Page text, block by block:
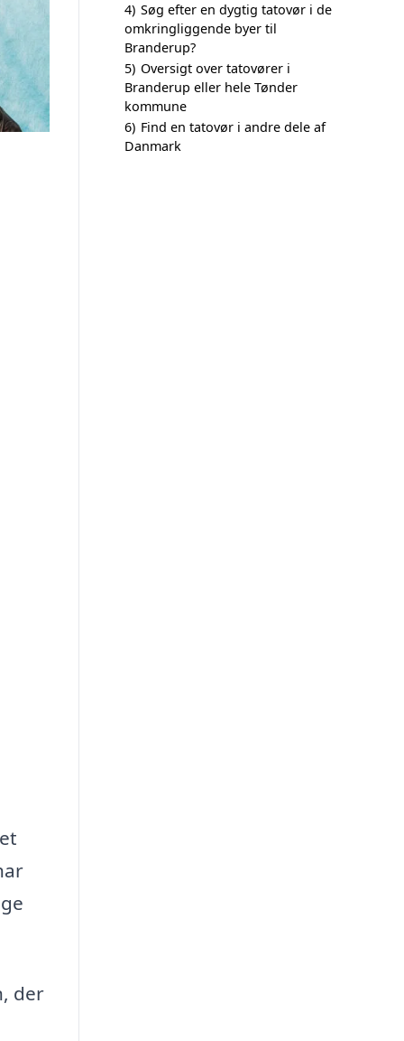
der
4) Søg efter en dygtig tatovør i de
omkringliggende byer til
Branderup?
5) Oversigt over tatovører i
Branderup eller hele Tønder
kommune
6) Find en tatovør i andre dele af
Danmark